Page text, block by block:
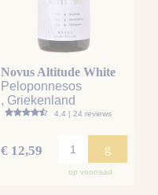
Novus Altitude White
Peloponnesos
, Griekenland
4.4 | 24 reviews
€ 12,59 g
op voorraad